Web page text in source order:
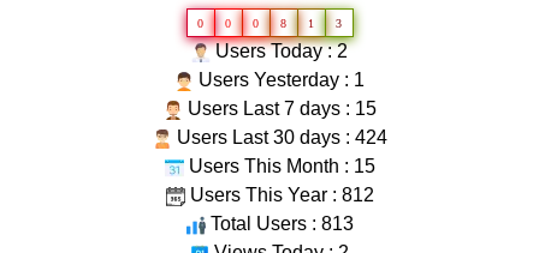
0 0 0 8 1 3
Users Today : 2
Users Yesterday : 1
Users Last 7 days : 15
Users Last 30 days : 424
Users This Month : 15
Users This Year : 812
Total Users : 813